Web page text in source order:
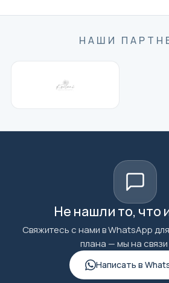
НАШИ
Не нашли то, что
Свяжитесь с нами в WhatsApp
плана — мы на
Написать в